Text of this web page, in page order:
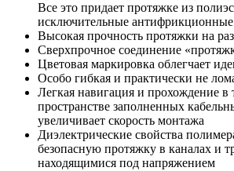
Все это придает протяжке из
исключительные антифрикционные
Высокая прочность протяжки на
Сверхпрочное соединение
Цветовая маркировка облегчает
Особо гибкая и практически не
Легкая навигация и прохождение в
пространстве заполненных
увеличивает скорость монтажа
Диэлектрические свойства
безопасную протяжку в каналах и
находящимися под напряжением